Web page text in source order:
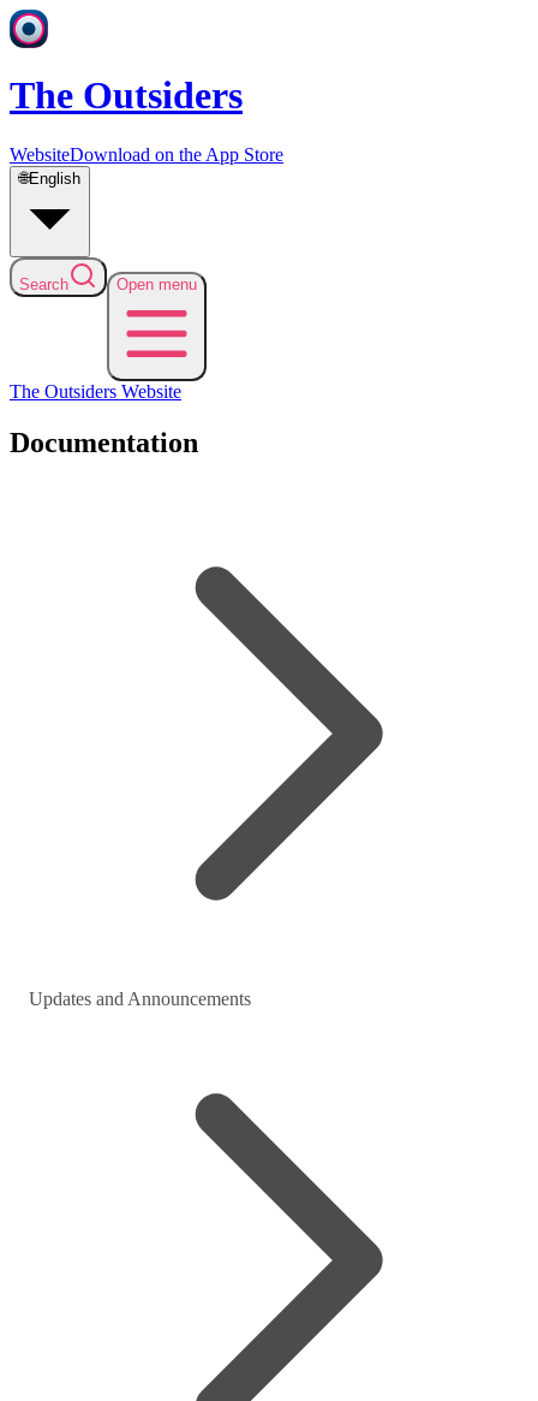
The Outsiders
WebsiteDownload on the App Store
🌐English
Search Open menu
The Outsiders Website
Documentation
Updates and Announcements